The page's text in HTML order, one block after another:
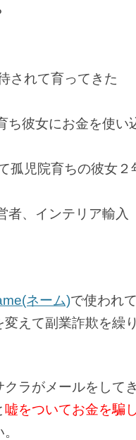
されて育ってきた
ち彼女にお金を使い
孤児院育ちの彼女２
者、インテリア輸入
ネーム)で使われ
えて副業詐欺を繰
ラがメールをして
嘘をついてお金を騙